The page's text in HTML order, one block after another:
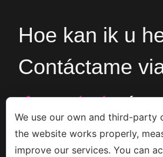
Hoe kan ik u
Contáctame
formularioó
666533308
We use our own and third-party
the website works properly,
improve our services. You can